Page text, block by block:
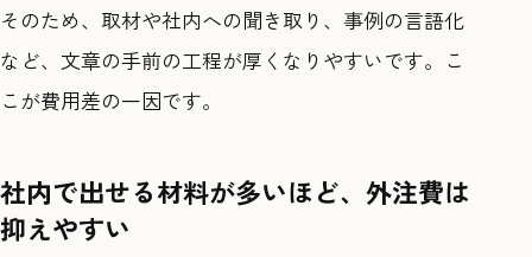
そのため、取材や社内への聞き取り、事例の言語化
など、文章の手前の工程が厚くなりやすいです。こ
こが費用差の一因です。
社内で出せる材料が多いほど、外注費は
抑えやすい